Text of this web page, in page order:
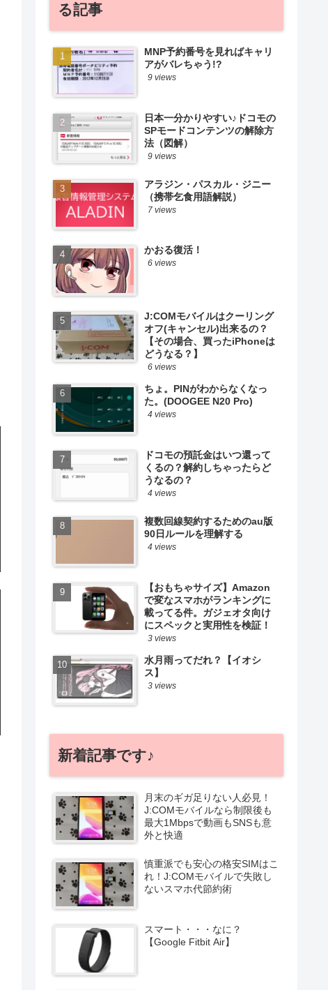
る記事
MNP予約番号を見ればキャリ
アがバレちゃう!?
9 views
日本一分かりやすい♪ドコモの
SPモードコンテンツの解除方
法（図解）
9 views
アラジン・パスカル・ジニー
（携帯乞食用語解説）
7 views
かおる復活！
6 views
J:COMモバイルはクーリング
オフ(キャンセル)出来るの？
【その場合、買ったiPhoneは
どうなる？】
6 views
ちょ。PINがわからなくなっ
た。(DOOGEE N20 Pro)
4 views
ドコモの預託金はいつ還って
くるの？解約しちゃったらど
うなるの？
4 views
複数回線契約するためのau版
90日ルールを理解する
4 views
【おもちゃサイズ】Amazon
で変なスマホがランキングに
載ってる件。ガジェオタ向け
にスペックと実用性を検証！
3 views
水月雨ってだれ？【イオシ
ス】
3 views
新着記事です♪
月末のギガ足りない人必見！
J:COMモバイルなら制限後も
最大1Mbpsで動画もSNSも意
外と快適
慎重派でも安心の格安SIMはこ
れ！J:COMモバイルで失敗し
ないスマホ代節約術
スマート・・・なに？
【Google Fitbit Air】